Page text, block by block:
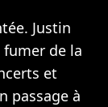
Justin
de la
et
passage à